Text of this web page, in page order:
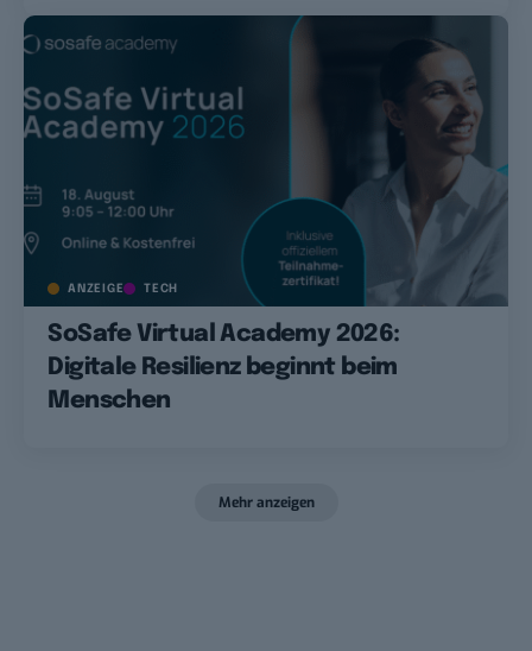
ANZEIGE TECH
SoSafe Virtual Academy 2026:
Digitale Resilienz beginnt beim
Menschen
Mehr anzeigen